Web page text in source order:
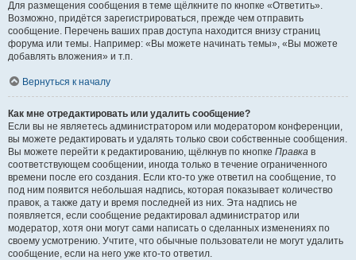
Для размещения сообщения в теме щёлкните по кнопке «Ответить».
Возможно, придётся зарегистрироваться, прежде чем отправить
сообщение. Перечень ваших прав доступа находится внизу страниц
форума или темы. Например: «Вы можете начинать темы», «Вы можете
добавлять вложения» и т.п.
Вернуться к началу
Как мне отредактировать или удалить сообщение?
Если вы не являетесь администратором или модератором конференции,
вы можете редактировать и удалять только свои собственные сообщения.
Вы можете перейти к редактированию, щёлкнув по кнопке Правка в
соответствующем сообщении, иногда только в течение ограниченного
времени после его создания. Если кто-то уже ответил на сообщение, то
под ним появится небольшая надпись, которая показывает количество
правок, а также дату и время последней из них. Эта надпись не
появляется, если сообщение редактировал администратор или
модератор, хотя они могут сами написать о сделанных изменениях по
своему усмотрению. Учтите, что обычные пользователи не могут удалить
сообщение, если на него уже кто-то ответил.